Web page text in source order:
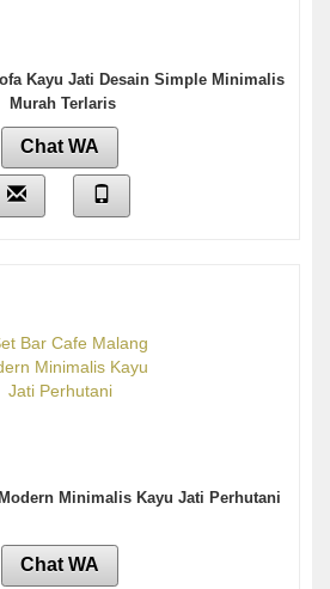
Kayu Jati Desain Simple Minimalis
Murah Terlaris
Chat WA
Minimalis Kayu Jati Perhutani
Chat WA